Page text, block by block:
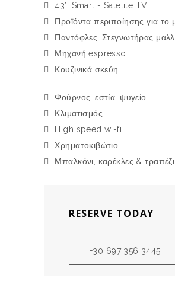
43’’ Smart - Satelite TV
Προϊόντα περιποίησης για το
Παντόφλες, Στεγνωτήρας
Μηχανή espresso
Κουζινικά σκεύη
Φούρνος, εστία, ψυγείο
Κλιματισμός
High speed wi-fi
Χρηματοκιβώτιο
Μπαλκόνι, καρέκλες & τραπέζι
RESERVE TODAY
+30 697 356 3445